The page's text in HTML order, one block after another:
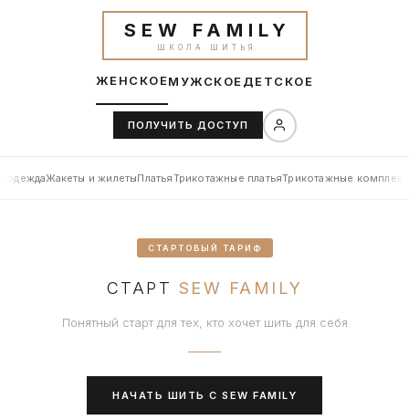
ЖЕНСКОЕМУЖСКОЕДЕТСКОЕ
SEW FAMILY
ШКОЛА ШИТЬЯ
ПОЛУЧИТЬ ДОСТУП
одеждаЖакеты и жилетыПлатьяТрикотажные платьяТрикотажные
СТАРТОВЫЙ ТАРИФ
СТАРТ SEW FAMILY
Понятный старт для тех, кто хочет шить для себя
НАЧАТЬ ШИТЬ С SEW FAMILY